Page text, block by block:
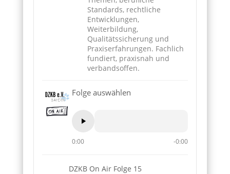
Standards, rechtliche
Entwicklungen,
Weiterbildung,
Qualitätssicherung und
Praxiserfahrungen. Fachlich
fundiert, praxisnah und
verbandsoffen.
Folge auswählen
0:00 -0:00
DZKB On Air Folge 15